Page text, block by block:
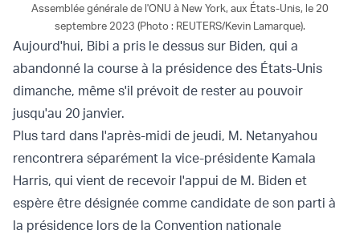
Assemblée générale de l'ONU à New York, aux États-Unis, le 20
septembre 2023 (Photo : REUTERS/Kevin Lamarque).
Aujourd'hui, Bibi a pris le dessus sur Biden, qui a
abandonné la course à la présidence des États-Unis
dimanche, même s'il prévoit de rester au pouvoir
jusqu'au 20 janvier.
Plus tard dans l'après-midi de jeudi, M. Netanyahou
rencontrera séparément la vice-présidente Kamala
Harris, qui vient de recevoir l'appui de M. Biden et
espère être désignée comme candidate de son parti à
la présidence lors de la Convention nationale